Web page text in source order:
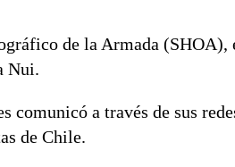
de la Armada (SHOA),
Nui.
comunicó a través de sus
de Chile.